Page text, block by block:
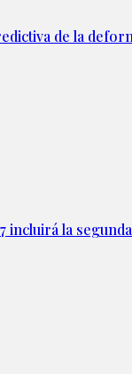
de la
incluirá la